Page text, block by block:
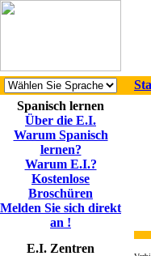
Spanisch lernen
Über die E.I.
Warum Spanisch
lernen?
Warum E.I.?
Kostenlose
Broschüren
Melden Sie sich direkt
an !
E.I. Zentren